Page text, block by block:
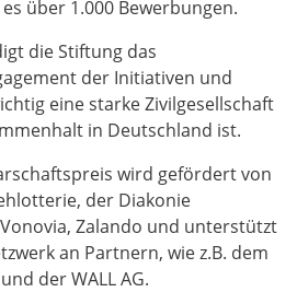
über 1.000 Bewerbungen.
die Stiftung das
der Initiativen und
eine starke Zivilgesellschaft
in Deutschland ist.
wird gefördert von
der Diakonie
Zalando und unterstützt
an Partnern, wie z.B. dem
der WALL AG.